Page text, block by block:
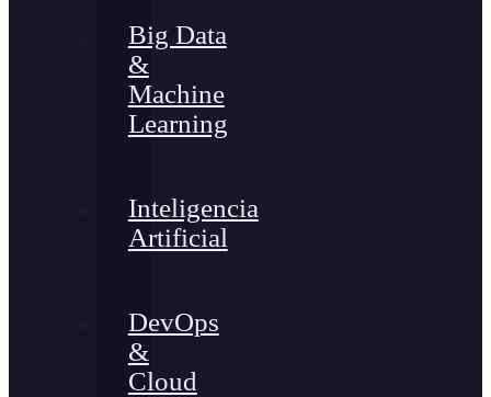
Big Data
&
Machine
Learning
Inteligencia
Artificial
DevOps
&
Cloud